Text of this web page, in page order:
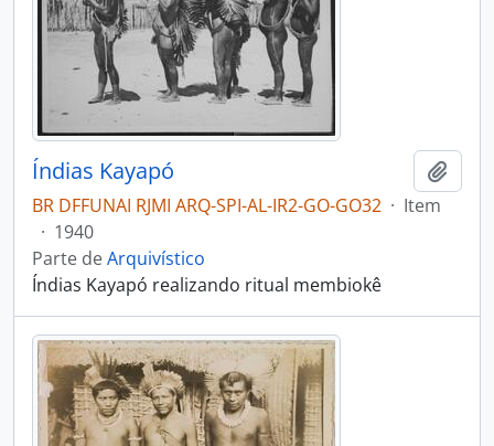
Índias Kayapó
BR DFFUNAI RJMI ARQ-SPI-AL-IR2-GO-GO32 · Item
· 1940
Parte deArquivístico
Índias Kayapó realizando ritual membiokê